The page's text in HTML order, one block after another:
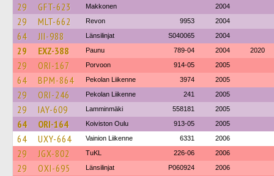
29 GFT-623 Makkonen 2004
29 MLT-662 Revon 9953 2004
64 JII-988 Länsilinjat S040065 2004
29 EXZ-388 Paunu 789-04 2004 2020
29 ORI-167 Porvoon 914-05 2005
64 BPM-864 Pekolan Liikenne 3974 2005
29 ORI-246 Pekolan Liikenne 241 2005
29 IAY-609 Lamminmäki 558181 2005
64 ORI-164 Koiviston Oulu 913-05 2005
64 UXY-664 Vainion Liikenne 6331 2006
29 JGX-802 TuKL 226-06 2006
29 OXI-695 Länsilinjat P060924 2006